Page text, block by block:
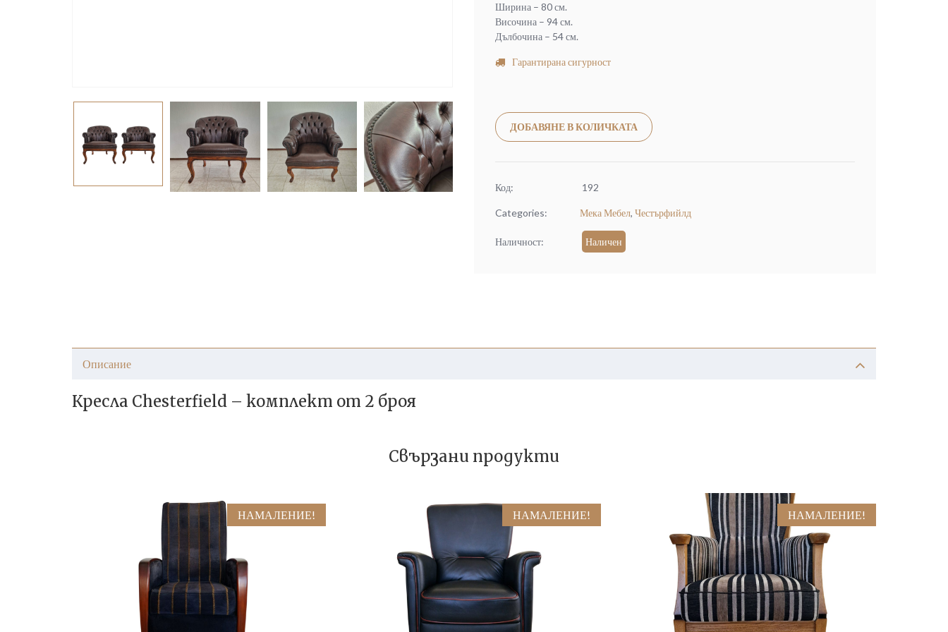
Ширина – 80 см.
Височина – 94 см.
Дълбочина – 54 см.
Гарантирана сигурност
ДОБАВЯНЕ В КОЛИЧКАТА
Код: 192
Categories: Мека Мебел, Честърфийлд
Наличност: Наличен
Описание
Кресла Chesterfield – комплект от 2 броя
Свързани продукти
НАМАЛЕНИЕ! НАМАЛЕНИЕ! НАМАЛЕНИЕ!